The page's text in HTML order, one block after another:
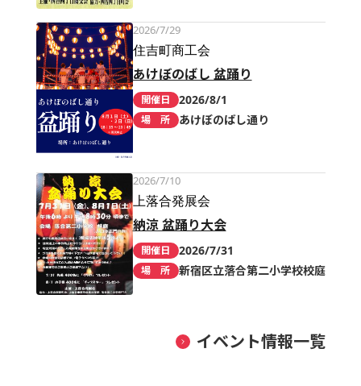
2026/7/29
住吉町商工会
あけぼのばし 盆踊り
開催日 2026/8/1
場 所 あけぼのばし通り
2026/7/10
上落合発展会
納涼 盆踊り大会
開催日 2026/7/31
場 所 新宿区立落合第二小学校校庭
イベント情報一覧